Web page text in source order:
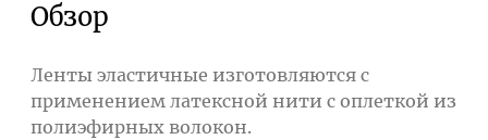
Обзор
Ленты эластичные изготовляются с
применением латексной нити с оплеткой из
полиэфирных волокон.